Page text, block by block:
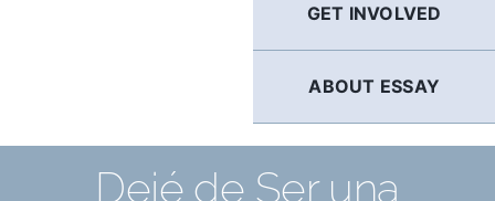
GET INVOLVED
ABOUT ESSAY
Dejé de Ser una